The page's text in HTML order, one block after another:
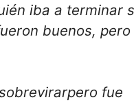
iba a terminar
buenos, pero
pero fue